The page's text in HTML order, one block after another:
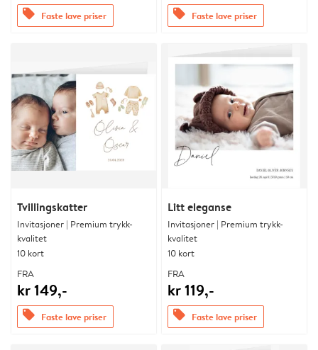
offers Faste lave priser offers Faste lave priser
Tvillingskatter
Invitasjoner | Premium trykk-
kvalitet
10 kort
FRA
kr 149,-
offers Faste lave priser
Litt eleganse
Invitasjoner | Premium trykk-
kvalitet
10 kort
FRA
kr 119,-
offers Faste lave priser